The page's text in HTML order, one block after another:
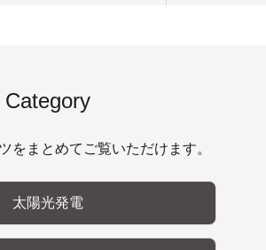
Category
をまとめてご覧いただけます。
太陽光発電